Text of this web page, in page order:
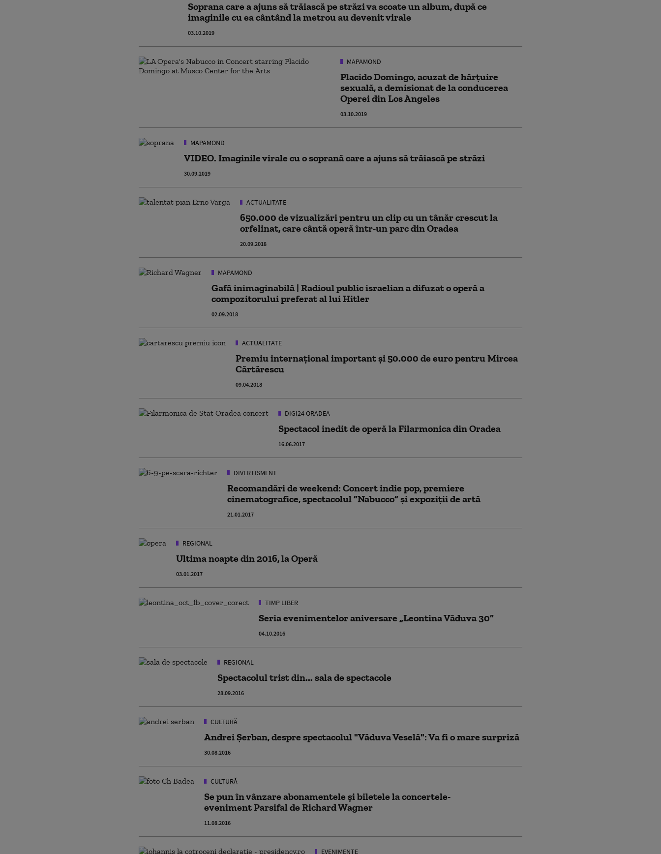
Soprana care a ajuns să trăiască pe străzi va scoate un album, după ce
imaginile cu ea cântând la metrou au devenit virale
03.10.2019
MAPAMOND
Placido Domingo, acuzat de hărțuire
sexuală, a demisionat de la conducerea
Operei din Los Angeles
03.10.2019
MAPAMOND
VIDEO. Imaginile virale cu o soprană care a ajuns să trăiască pe străzi
30.09.2019
ACTUALITATE
650.000 de vizualizări pentru un clip cu un tânăr crescut la
orfelinat, care cântă operă într-un parc din Oradea
20.09.2018
MAPAMOND
Gafă inimaginabilă | Radioul public israelian a difuzat o operă a
compozitorului preferat al lui Hitler
02.09.2018
ACTUALITATE
Premiu internațional important și 50.000 de euro pentru Mircea
Cărtărescu
09.04.2018
DIGI24 ORADEA
Spectacol inedit de operă la Filarmonica din Oradea
16.06.2017
DIVERTISMENT
Recomandări de weekend: Concert indie pop, premiere
cinematografice, spectacolul ”Nabucco” şi expoziţii de artă
21.01.2017
REGIONAL
Ultima noapte din 2016, la Operă
03.01.2017
TIMP LIBER
Seria evenimentelor aniversare „Leontina Văduva 30”
04.10.2016
REGIONAL
Spectacolul trist din... sala de spectacole
28.09.2016
CULTURĂ
Andrei Şerban, despre spectacolul "Văduva Veselă": Va fi o mare surpriză
30.08.2016
CULTURĂ
Se pun în vânzare abonamentele și biletele la concertele-
eveniment Parsifal de Richard Wagner
11.08.2016
EVENIMENTE